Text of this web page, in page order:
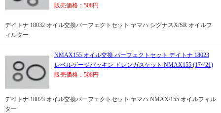
販売価格：508円
デイトナ 18032 オイル交換パーフェクトセット ヤマハ シグナスX/SR オイルフ
ィルター
NMAX155 オイル交換 パーフェクトセット デイトナ 18023
レベルゲージパッキン ドレンガスケット NMAX155 (17~'21)
販売価格：508円
デイトナ 18023 オイル交換パーフェクトセット ヤマハ NMAX/155 オイルフィル
ター